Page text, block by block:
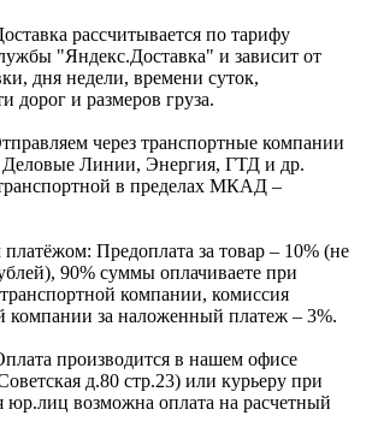
рассчитывается по тарифу
"Яндекс.Доставка" и зависит от
дня недели, времени суток,
дорог и размеров груза.
через транспортные компании
Линии, Энергия, ГТД и др.
в пределах МКАД –
Предоплата за товар – 10% (не
90% суммы оплачиваете при
компании, комиссия
компании за наложенный платеж – 3%.
производится в нашем офисе
д.80 стр.23) или курьеру при
юр.лиц возможна оплата на расчетный